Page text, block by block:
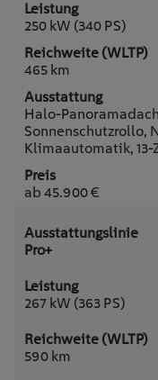
250 kW (340 PS)
465 km
Halo-
Sonnenschutzrollo,
Klimaautomatik,
ab 45.900 €
Pro+
267 kW (363 PS)
590 km